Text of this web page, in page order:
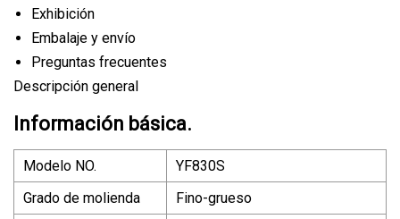
Exhibición
Embalaje y envío
Preguntas frecuentes
Descripción general
Información básica.
Modelo NO.
YF830S
Grado de molienda
Fino-grueso